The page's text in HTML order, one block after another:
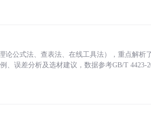
公式法、查表法、在线工具法），重点解析
、误差分析及选材建议，数据参考GB/T 4423-